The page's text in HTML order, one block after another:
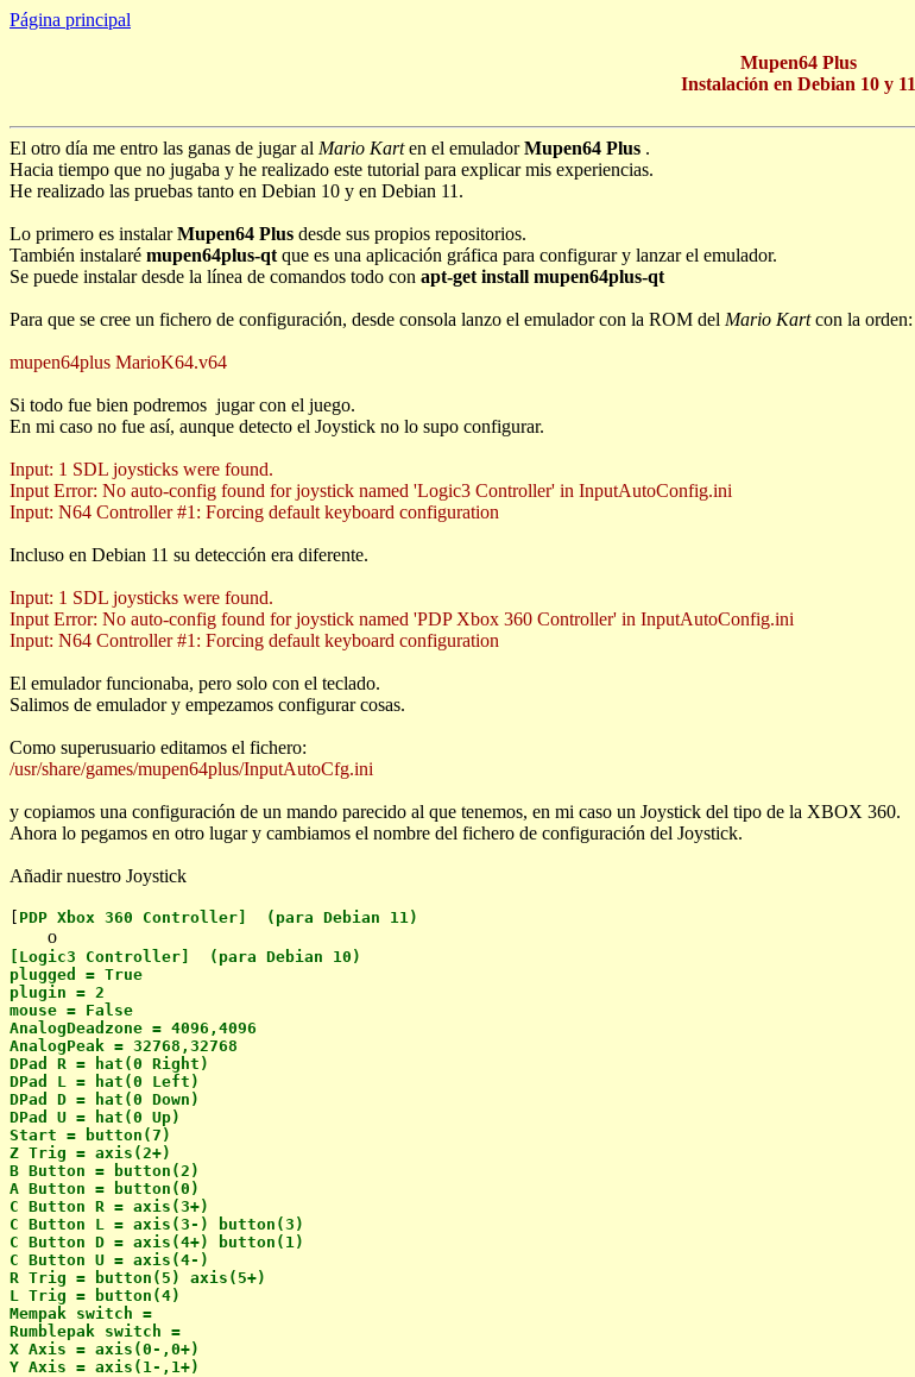
Página principal
Mupen64 Plus
Instalación en Debian 10 y 11
El otro día me entro las ganas de jugar al Mario Karten el emuladorMupen64 Plus .
Hacia tiempo que no jugaba y he realizado este tutorial para explicar mis experiencias.
He realizado las pruebas tanto en Debian 10 y en Debian 11.
Lo primero es instalarMupen64 Plus desde sus propios repositorios.
También instalaré mupen64plus-qt que es una aplicación gráfica para configurar y lanzar el emulador.
Se puede instalar desde la línea de comandos todo con apt-get install mupen64plus-qt
Para que se cree un fichero de configuración, desde consola lanzo el emulador con la ROM del Mario Kartcon la orden:
mupen64plus MarioK64.v64
Si todo fue bien podremos jugar con el juego.
En mi caso no fue así, aunque detecto el Joystick no lo supo configurar.
Input: 1 SDL joysticks were found.
Input Error: No auto-config found for joystick named 'Logic3 Controller' in InputAutoConfig.ini
Input: N64 Controller #1: Forcing default keyboard configuration
Incluso en Debian 11 su detección era diferente.
Input: 1 SDL joysticks were found.
Input Error: No auto-config found for joystick named 'PDP Xbox 360 Controller' in InputAutoConfig.ini
Input: N64 Controller #1: Forcing default keyboard configuration
El emulador funcionaba, pero solo con el teclado.
Salimos de emulador y empezamos configurar cosas.
Como superusuario editamos el fichero:
/usr/share/games/mupen64plus/InputAutoCfg.ini
y copiamos una configuración de un mando parecido al que tenemos, en mi caso un Joystick del tipo de la XBOX 360.
Ahora lo pegamos en otro lugar y cambiamos el nombre del fichero de configuración del Joystick.
Añadir nuestro Joystick
PDP Xbox 360 Controller] (para Debian 11)
o
[Logic3 Controller] (para Debian 10)
plugged = True
plugin = 2
mouse = False
AnalogDeadzone = 4096,4096
AnalogPeak = 32768,32768
DPad R = hat(0 Right)
DPad L = hat(0 Left)
DPad D = hat(0 Down)
DPad U = hat(0 Up)
Start = button(7)
Z Trig = axis(2+)
B Button = button(2)
A Button = button(0)
C Button R = axis(3+)
C Button L = axis(3-) button(3)
C Button D = axis(4+) button(1)
C Button U = axis(4-)
R Trig = button(5) axis(5+)
L Trig = button(4)
Mempak switch =
Rumblepak switch =
X Axis = axis(0-,0+)
Y Axis = axis(1-,1+)